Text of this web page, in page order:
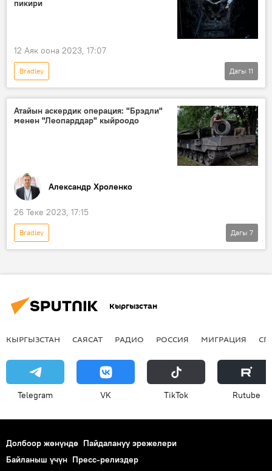
пикири
12 Аяк оона 2023, 17:07
Bradley
Россиянын Донбассты коргоо боюнча атайын операциясы
Дүйнөдө
Россия
Украина
АКШ
Владимир Путин
танк
Дагы 11
Атайын аскердик операция: "Брэдли"
менен "Леопарддар" кыйроодо
Александр Хроленко
26 Теке 2023, 17:15
Bradley
Россиянын Донбассты коргоо боюнча атайын операциясы
Дагы 7
Кыргызстан
КЫРГЫЗСТАН САЯСАТ РАДИО РОССИЯ МИГРАЦИЯ
Telegram VK ТikТоk Rutube
Долбоор жөнүндө Пайдалануу эрежелери
Байланыш үчүн Пресс-релиздер